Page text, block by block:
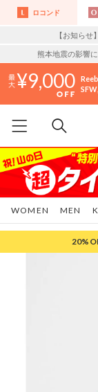
ロコンド
【お知ら
熊本地震の影響
9,000
SFW
WOMEN MEN